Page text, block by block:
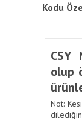
Kodu
CSY
olup
Not: